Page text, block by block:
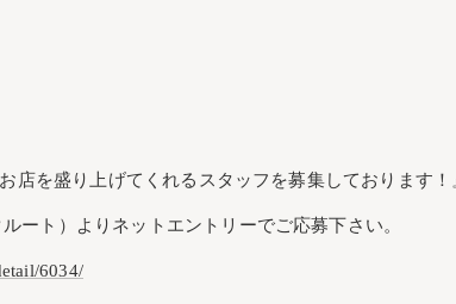
店を盛り上げてくれるスタッフを募集しております！
ート）よりネットエントリーでご応募下さい。
6034/